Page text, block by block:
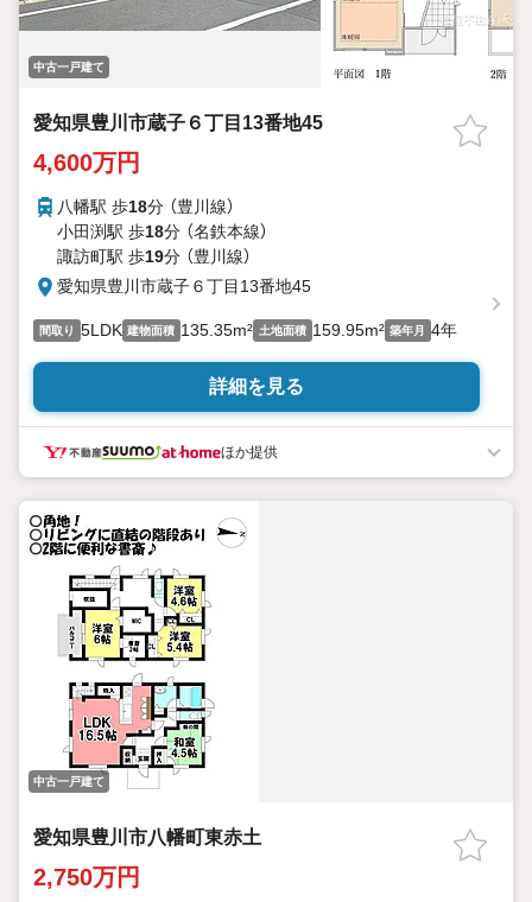
中古一戸建て
愛知県豊川市蔵子６丁目13番地45
4,600万円
八幡駅 歩18分 （豊川線）
小田渕駅 歩18分 （名鉄本線）
諏訪町駅 歩19分 （豊川線）
愛知県豊川市蔵子６丁目13番地45
間取り 5LDK 建物面積 135.35m² 土地面積 159.95m² 築年月 4年
詳細を見る
ほか提供
中古一戸建て
愛知県豊川市八幡町東赤土
2,750万円